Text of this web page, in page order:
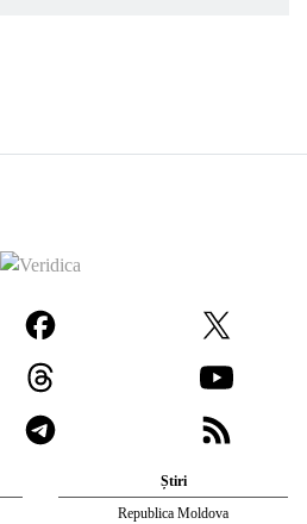
Știri
Republica Moldova